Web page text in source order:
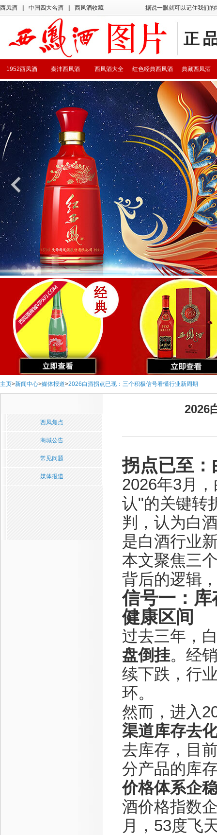
西凤酒 中国四大名酒 西凤酒收藏 据说一眼就可以记住我们
典藏西凤酒
红色经典西凤酒
西凤酒大全
秦沣西凤酒
1952西凤酒
主页>新闻中心>媒体报道>2026白酒拐点已现：三个积极信号看懂行业新周期
西凤焦点
商城公告
常见问题
媒体报道
2026
拐点已至
2026年3月
认"的关键转
判，认为白
是白酒行业
本文聚焦三
背后的逻辑
信号一：
健康区间
过去三年，
盘倒挂。经
续下跌，行
环。
然而，进入
渠道库存去
去库存，目
分产品的库
价格体系企
酒价格指数
月，53度飞